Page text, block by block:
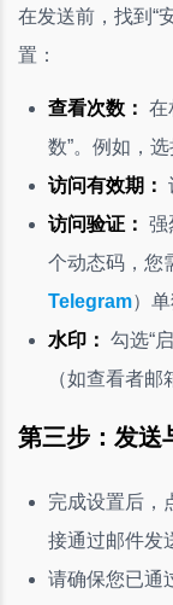
在发送前，找到“
置：
查看次数： 在
数”。例如，选
访问有效期：
访问验证： 强
个动态码，您
Telegram）
水印： 勾选“
（如查看者邮
第三步：发送
完成设置后，
接通过邮件发
请确保您已通